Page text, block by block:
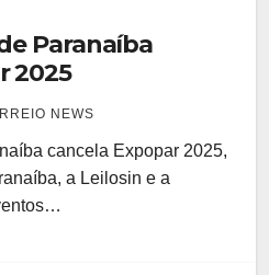
Paranaíba
2025
NEWS
cancela Expopar 2025,
a Leilosin e a